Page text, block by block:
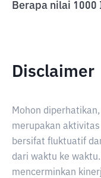
Berapa nilai 1000
Disclaimer
Mohon
merupakan
bersifat fluktuatif
dari waktu ke
mencerminkan